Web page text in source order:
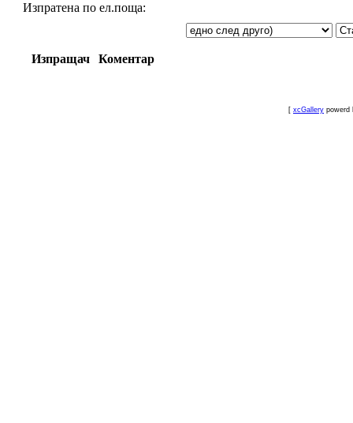
Изпратена по ел.поща:
Изпращач Коментар
[ xcGallery